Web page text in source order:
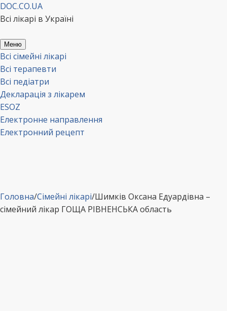
Перейти
до
DOC.CO.UA
Всі лікарі в Україні
Меню
Всі сімейні лікарі
Всі терапевти
Всі педіатри
Декларація з лікарем
ESOZ
Електронне направлення
Електронний рецепт
Головна/Сімейні лікарі/Шимків Оксана Едуардівна –
сімейний лікар ГОЩА РІВНЕНСЬКА область